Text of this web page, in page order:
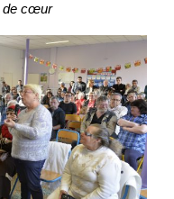
de cœur